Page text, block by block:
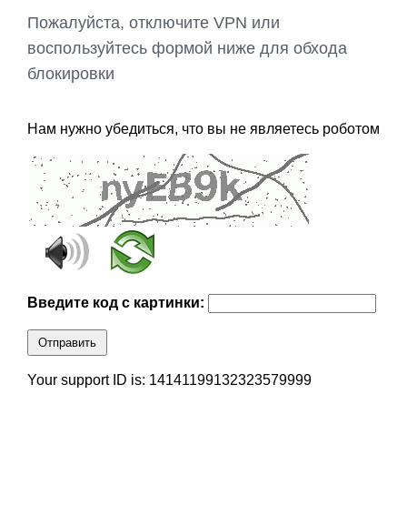
Пожалуйста, отключите VPN или
воспользуйтесь формой ниже для обхода
блокировки
Нам нужно убедиться, что вы не являетесь роботом
Введите код с картинки:
Отправить
Your support ID is: 14141199132323579999